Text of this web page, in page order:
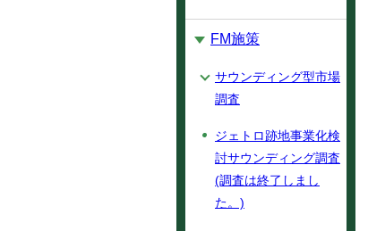
FM施策
サウンディング型市場
調査
ジェトロ跡地事業化検
討サウンディング調査
(調査は終了しまし
た。)